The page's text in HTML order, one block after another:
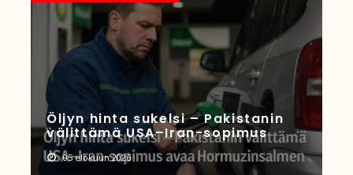
Öljyn hinta sukelsi – Pakistanin
välittämä USA–Iran-sopimus
05 elokuun 2026